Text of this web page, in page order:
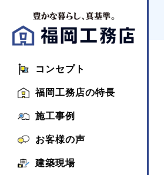
コンセプト
福岡工務店の特長
施工事例
お客様の声
建築現場